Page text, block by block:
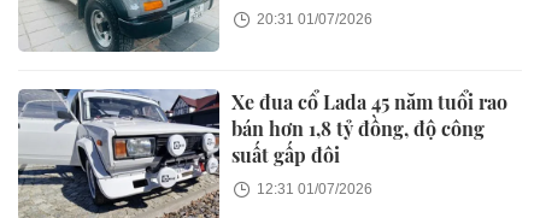
20:31 01/07/2026
Xe đua cổ Lada 45 năm tuổi rao
bán hơn 1,8 tỷ đồng, độ công
suất gấp đôi
12:31 01/07/2026